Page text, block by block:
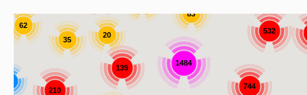
1484
744
532
139
83
35
210
62
20